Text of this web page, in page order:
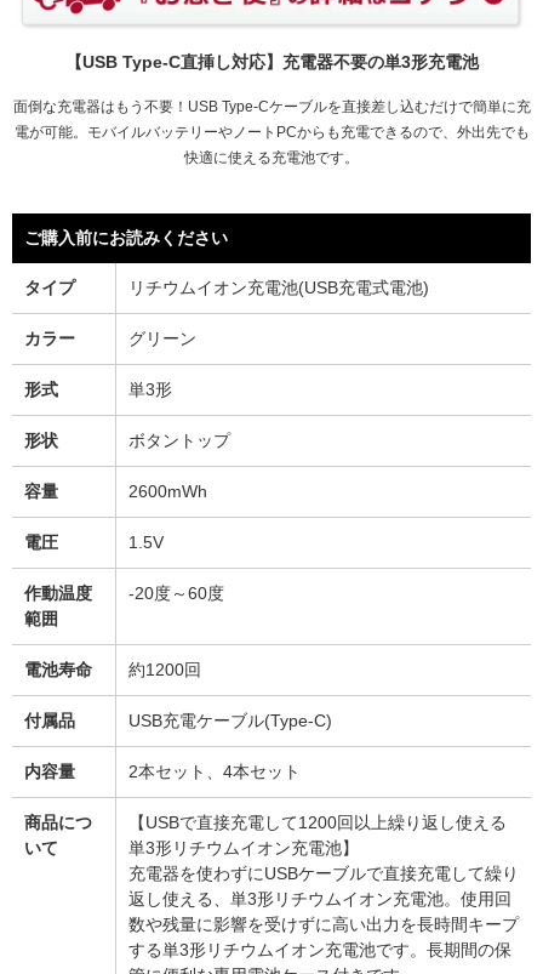
【USB Type-C直挿し対応】充電器不要の単3形充電池
面倒な充電器はもう不要！USB Type-Cケーブルを直接差し込むだけで簡単に充
電が可能。モバイルバッテリーやノートPCからも充電できるので、外出先でも
快適に使える充電池です。
ご購入前にお読みください
タイプ リチウムイオン充電池(USB充電式電池)
カラー グリーン
形式 単3形
形状 ボタントップ
容量 2600mWh
電圧 1.5V
作動温度
範囲
-20度～60度
電池寿命 約1200回
付属品 USB充電ケーブル(Type-C)
内容量 2本セット、4本セット
商品につ
いて
【USBで直接充電して1200回以上繰り返し使える
単3形リチウムイオン充電池】
充電器を使わずにUSBケーブルで直接充電して繰り
返し使える、単3形リチウムイオン充電池。使用回
数や残量に影響を受けずに高い出力を長時間キープ
する単3形リチウムイオン充電池です。長期間の保